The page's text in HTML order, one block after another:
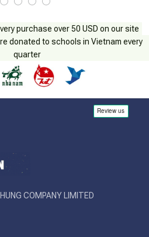
purchase over 50 USD on our site
donated to schools in Vietnam every
quarter
COMPANY LIMITED